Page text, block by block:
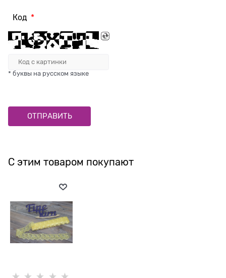
Код
* буквы на русском языке
С этим товаром покупают